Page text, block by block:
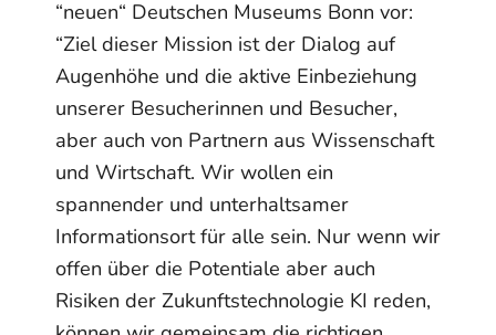
“neuen“ Deutschen Museums Bonn vor:
“Ziel dieser Mission ist der Dialog auf
Augenhöhe und die aktive Einbeziehung
unserer Besucherinnen und Besucher,
aber auch von Partnern aus Wissenschaft
und Wirtschaft. Wir wollen ein
spannender und unterhaltsamer
Informationsort für alle sein. Nur wenn wir
offen über die Potentiale aber auch
Risiken der Zukunftstechnologie KI reden,